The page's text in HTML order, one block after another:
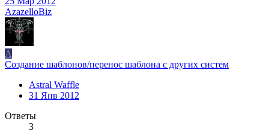
AzazelloBiz
A
Создание шаблонов/перенос шаблона с других систем
Astral Waffle
31 Янв 2012
Ответы
3